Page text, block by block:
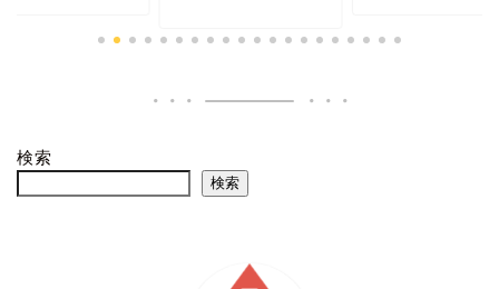
検索
検索